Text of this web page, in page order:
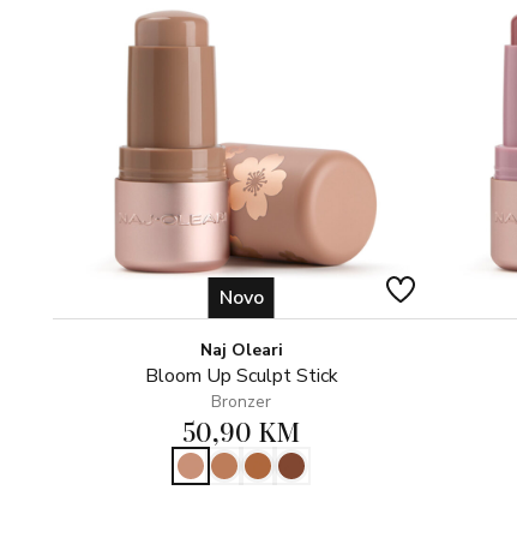
Novo
Naj Oleari
Bloom Up Sculpt Stick
Bronzer
50,90 KM